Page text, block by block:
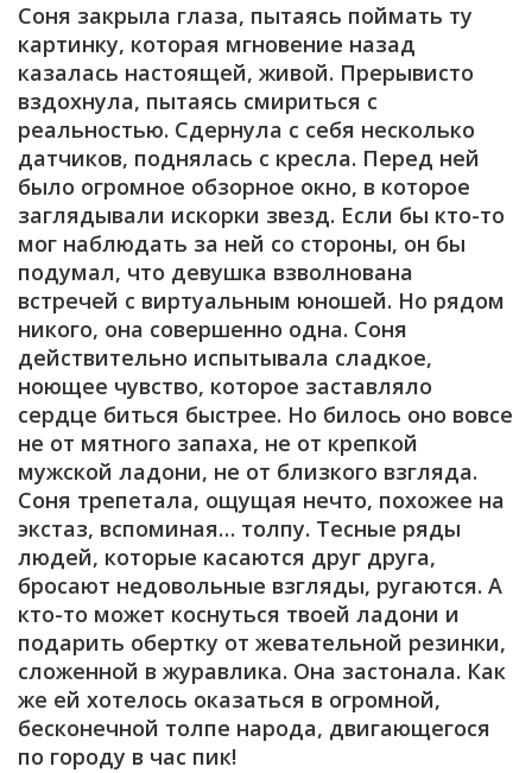
Соня закрыла глаза, пытаясь поймать ту
картинку, которая мгновение назад
казалась настоящей, живой. Прерывисто
вздохнула, пытаясь смириться с
реальностью. Сдернула с себя несколько
датчиков, поднялась с кресла. Перед ней
было огромное обзорное окно, в которое
заглядывали искорки звезд. Если бы кто-то
мог наблюдать за ней со стороны, он бы
подумал, что девушка взволнована
встречей с виртуальным юношей. Но рядом
никого, она совершенно одна. Соня
действительно испытывала сладкое,
ноющее чувство, которое заставляло
сердце биться быстрее. Но билось оно вовсе
не от мятного запаха, не от крепкой
мужской ладони, не от близкого взгляда.
Соня трепетала, ощущая нечто, похожее на
экстаз, вспоминая… толпу. Тесные ряды
людей, которые касаются друг друга,
бросают недовольные взгляды, ругаются. А
кто-то может коснуться твоей ладони и
подарить обертку от жевательной резинки,
сложенной в журавлика. Она застонала. Как
же ей хотелось оказаться в огромной,
бесконечной толпе народа, двигающегося
по городу в час пик!